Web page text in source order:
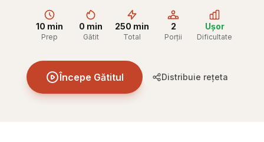
10 min
Prep
0 min
Gătit
250 min
Total
2
Porții
Ușor
Dificultate
Începe Gătitul Distribuie rețeta